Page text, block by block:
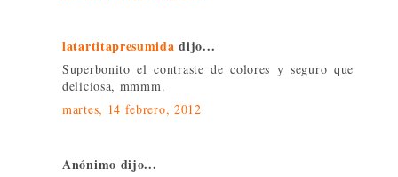
latartitapresumida dijo...
Superbonito el contraste de colores y seguro que
deliciosa, mmmm.
martes, 14 febrero, 2012
Anónimo dijo...